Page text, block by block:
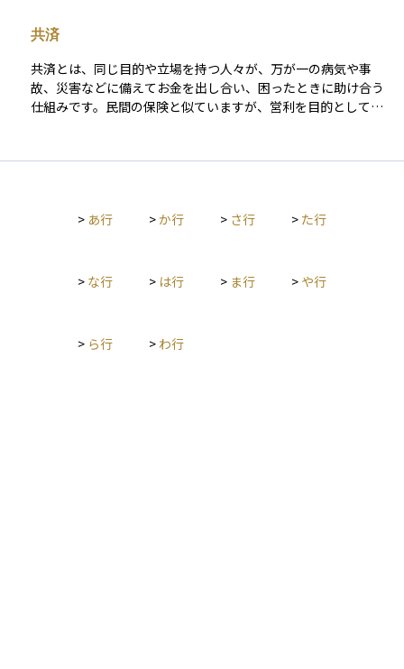
費や医療費を補う制度で、まさに「最後のセーフティネット」
とされています。また、児童手当は子どもを養育する家庭に所
得に応じて一定額を支給する仕組みであり、子育て世帯の生活
支援を目的としています。さらに、基礎年金の一部は国庫から
の負担で賄われており、拠出額が少ない人でも一定の年金を受
は税を財源に「無拠出」で提供される点で、公的保険とは性格
が異なります。 公的保障は最低限度の生活を維持するための支
安心といえます。
共済
共済とは、同じ目的や立場を持つ人々が、万が一の病気や事
故、災害などに備えてお金を出し合い、困ったときに助け合う
仕組みです。民間の保険と似ていますが、営利を目的としてお
行うことで、一定の条件に当てはまる出来事が起こった際に共
ことから、多くの人に利用されています。特に生活者目線で設
> あ行 >か行 > さ行 > た行
> な行 > は行 > ま行 > や行
> ら行 > わ行